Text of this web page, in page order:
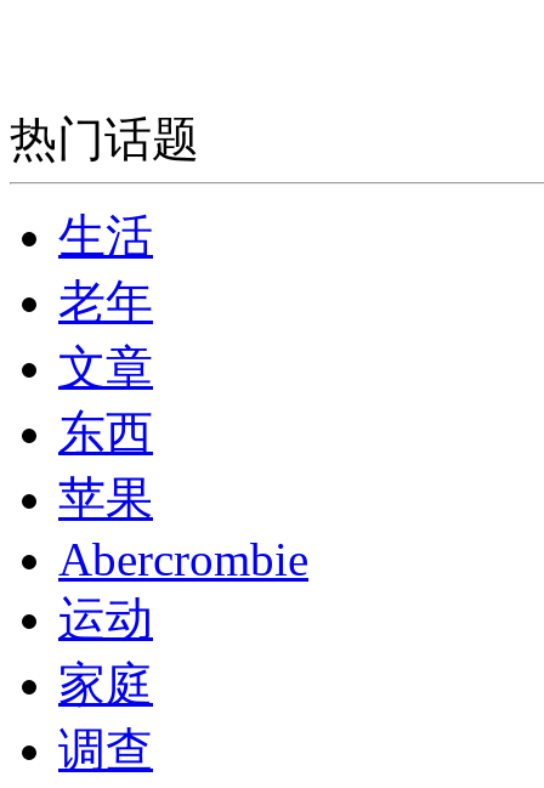
热门话题
生活
老年
文章
东西
苹果
Abercrombie
运动
家庭
调查